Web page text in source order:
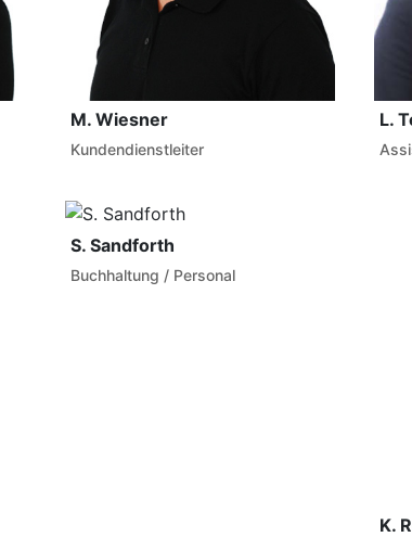
M. Wiesner
Kundendienstleiter
L.
S. Sandforth
Buchhaltung / Personal
K.